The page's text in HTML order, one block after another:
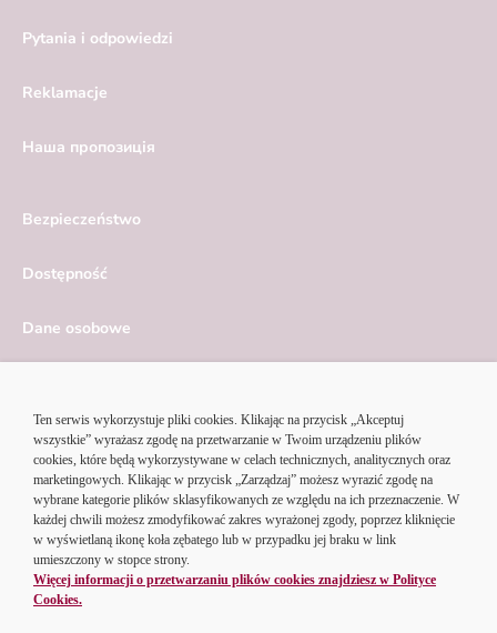
Pytania i odpowiedzi
Reklamacje
Hаша пропозиція
Bezpieczeństwo
Dostępność
Dane osobowe
Ustawienia cookies
© 2026 Alior Bank SA | Korzystając z serwisu Alior Banku,
akceptujeszregulamin portaluipolitykę cookies.